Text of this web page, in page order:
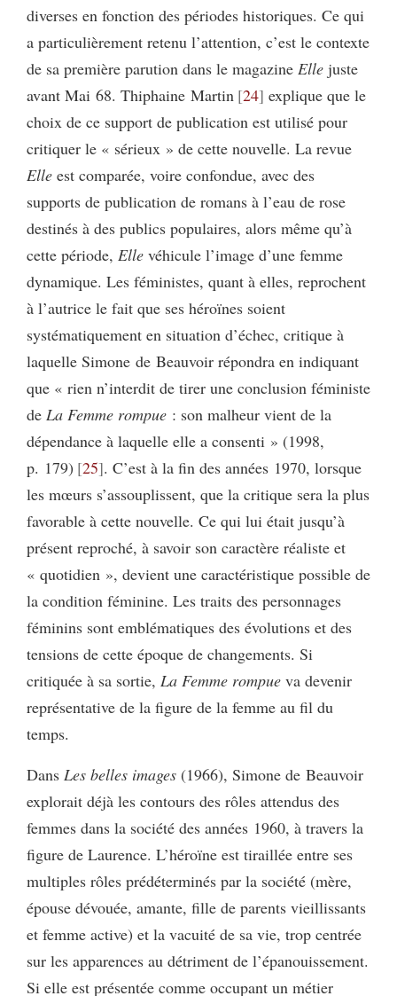
diverses en fonction des périodes historiques. Ce qui
a particulièrement retenu l’attention, c’est le contexte
de sa première parution dans le magazine Elle juste
avant Mai 68. Thiphaine Martin 24 explique que le
choix de ce support de publication est utilisé pour
critiquer le « sérieux » de cette nouvelle. La revue
Elle est comparée, voire confondue, avec des
supports de publication de romans à l’eau de rose
destinés à des publics populaires, alors même qu’à
cette période, Elle véhicule l’image d’une femme
dynamique. Les féministes, quant à elles, reprochent
à l’autrice le fait que ses héroïnes soient
systématiquement en situation d’échec, critique à
laquelle Simone de Beauvoir répondra en indiquant
que « rien n’interdit de tirer une conclusion féministe
de La Femme rompue : son malheur vient de la
dépendance à laquelle elle a consenti » (1998,
p. 179) 25 . C’est à la fin des années 1970, lorsque
les mœurs s’assouplissent, que la critique sera la plus
favorable à cette nouvelle. Ce qui lui était jusqu’à
présent reproché, à savoir son caractère réaliste et
« quotidien », devient une caractéristique possible de
la condition féminine. Les traits des personnages
féminins sont emblématiques des évolutions et des
tensions de cette époque de changements. Si
critiquée à sa sortie, La Femme rompue va devenir
représentative de la figure de la femme au fil du
temps.
Dans Les belles images (1966), Simone de Beauvoir
explorait déjà les contours des rôles attendus des
femmes dans la société des années 1960, à travers la
figure de Laurence. L’héroïne est tiraillée entre ses
multiples rôles prédéterminés par la société (mère,
épouse dévouée, amante, fille de parents vieillissants
et femme active) et la vacuité de sa vie, trop centrée
sur les apparences au détriment de l’épanouissement.
Si elle est présentée comme occupant un métier